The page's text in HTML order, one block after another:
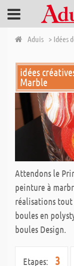
Aduis > Idées
idées
Marble
Attendons le
peinture à
réalisations tout
boules en
boules Design.
Etapes: 3